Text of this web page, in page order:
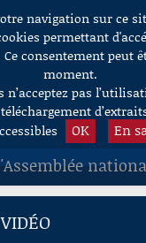
navigation sur ce
permettant
consentement peut
moment.
n’acceptez pas
OK En